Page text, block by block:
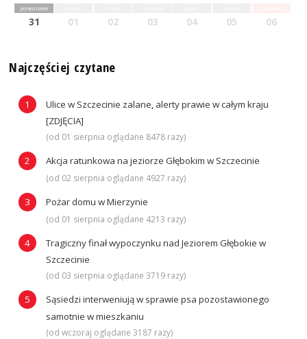
poniedziałek
31 01 02 03 04 05 06
Najczęściej czytane
Ulice w Szczecinie zalane, alerty prawie w całym kraju
[ZDJĘCIA]
(od 01 sierpnia oglądane 8478 razy)
Akcja ratunkowa na jeziorze Głębokim w Szczecinie
(od 02 sierpnia oglądane 4927 razy)
Pożar domu w Mierzynie
(od 01 sierpnia oglądane 4213 razy)
Tragiczny finał wypoczynku nad Jeziorem Głębokie w
Szczecinie
(od 03 sierpnia oglądane 3719 razy)
Sąsiedzi interweniują w sprawie psa pozostawionego
samotnie w mieszkaniu
(od wczoraj oglądane 3187 razy)